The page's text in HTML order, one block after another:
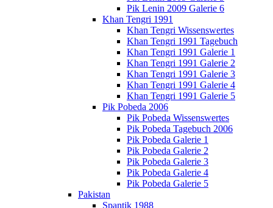
Pik Lenin 2009 Galerie 6
Khan Tengri 1991
Khan Tengri Wissenswertes
Khan Tengri 1991 Tagebuch
Khan Tengri 1991 Galerie 1
Khan Tengri 1991 Galerie 2
Khan Tengri 1991 Galerie 3
Khan Tengri 1991 Galerie 4
Khan Tengri 1991 Galerie 5
Pik Pobeda 2006
Pik Pobeda Wissenswertes
Pik Pobeda Tagebuch 2006
Pik Pobeda Galerie 1
Pik Pobeda Galerie 2
Pik Pobeda Galerie 3
Pik Pobeda Galerie 4
Pik Pobeda Galerie 5
Pakistan
Spantik 1988